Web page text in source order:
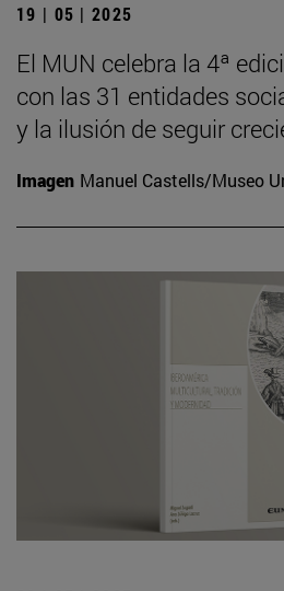
19 | 05 | 2025
El MUN celebra la 4ª
con las 31 entidades
y la ilusión de seguir
Imagen Manuel Castells/Museo